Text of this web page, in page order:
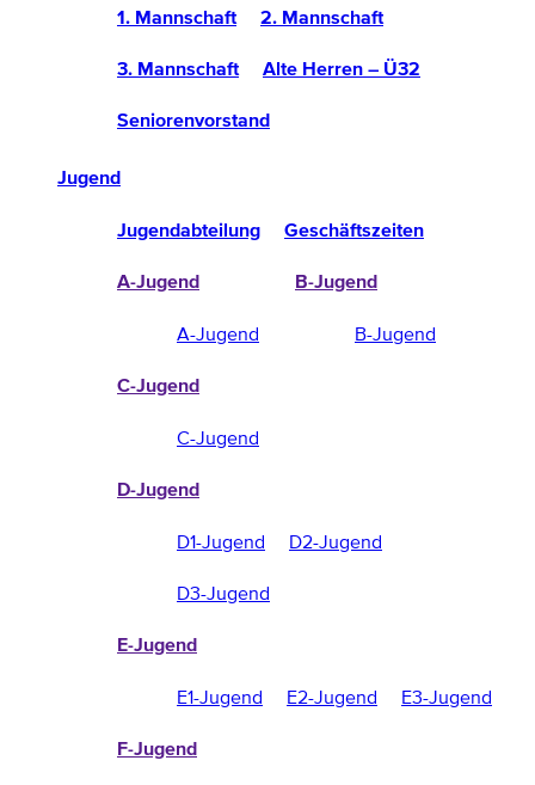
1. Mannschaft 2. Mannschaft
3. Mannschaft Alte Herren – Ü32
Seniorenvorstand
Jugend
Jugendabteilung Geschäftszeiten
A-Jugend
A-Jugend
B-Jugend
B-Jugend
C-Jugend
C-Jugend
D-Jugend
D1-Jugend
D2-Jugend
D3-Jugend
E-Jugend
E1-Jugend E2-Jugend E3-Jugend
F-Jugend